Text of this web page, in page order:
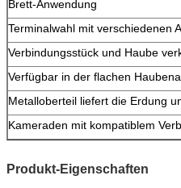
Brett-Anwendung
Terminalwahl mit verschiedenen
Verbindungsstück und Haube
Verfügbar in der flachen
Metalloberteil liefert die Erdung
Kameraden mit kompatiblem
Produkt-Eigenschaften